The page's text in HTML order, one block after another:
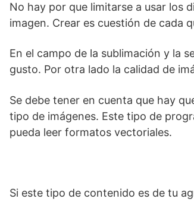
No hay por que limitarse a usar los
imagen. Crear es cuestión de cada
En el campo de la sublimación y la
gusto. Por otra lado la calidad de
Se debe tener en cuenta que hay
tipo de imágenes. Este tipo de
pueda leer formatos vectoriales.
Si este tipo de contenido es de tu